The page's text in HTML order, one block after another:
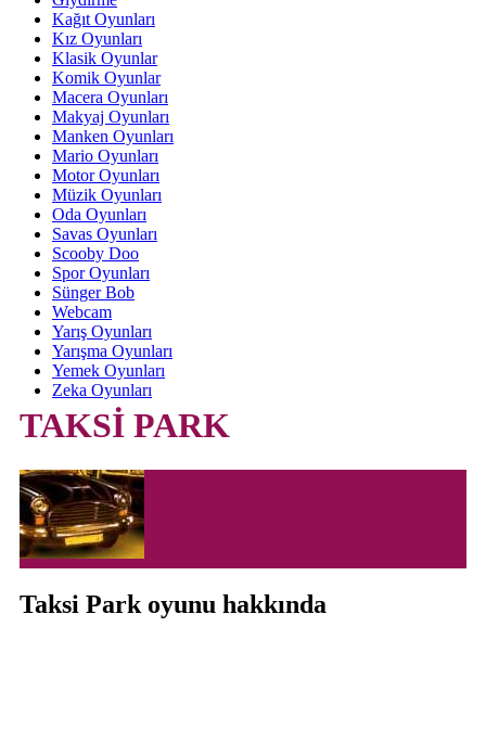
Kağıt Oyunları
Kız Oyunları
Klasik Oyunlar
Komik Oyunlar
Macera Oyunları
Makyaj Oyunları
Manken Oyunları
Mario Oyunları
Motor Oyunları
Müzik Oyunları
Oda Oyunları
Savas Oyunları
Scooby Doo
Spor Oyunları
Sünger Bob
Webcam
Yarış Oyunları
Yarışma Oyunları
Yemek Oyunları
Zeka Oyunları
TAKSİ PARK
Taksi Park oyunu hakkında